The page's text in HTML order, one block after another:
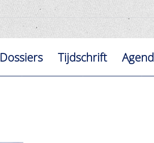
Dossiers Tijdschrift